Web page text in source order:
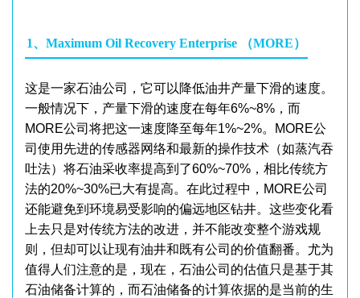
1、Maximum Oil Recovery Enterprise （MORE）
这是一家石油公司，它可以降低油井产量下滑的速度。
一般情况下，产量下滑的速度在每年6%~8%，而
MORE公司将把这一速度降至每年1%~2%。MORE公
司使用先进的传感器网络和最新的操作技术（如蒸汽吞
吐法）将石油采收率提高到了60%~70%，相比传统方
法的20%~30%已大有提高。在此过程中，MORE公司
还能避免到环境易受影响的偏远地区钻井。这些变化看
上去只是对传统方法的改进，并不能改变整个游戏规
则，但却可以让现有油井和既有公司的价值翻番。尤为
值得人们注意的是，现在，石油公司的估值只是基于其
石油储备计算的，而石油储备的计算依据的是当前的生